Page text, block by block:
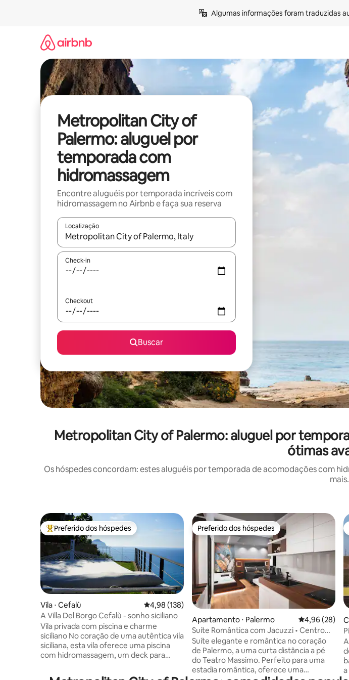
Algumas informações foram traduzidas
Metropolitan City of
Palermo: aluguel por
temporada com
hidromassagem
Encontre aluguéis por temporada incríveis com
hidromassagem no Airbnb e faça sua reserva
Localização
Quando os resultados estiverem disponíveis, explore-os usando as seta para cima e
Check-in
Checkout
Buscar
Metropolitan City of Palermo: aluguel por
ótimas
Os hóspedes concordam: estes aluguéis por temporada de acomodações com
mais.
Entre os melhores preferidos dos hóspedes
Preferido dos hóspedes
Vila ⋅ Cefalù 4,98 de uma avaliação média de 5, 138 avaliações
4,98 (138)
A Villa Del Borgo Cefalù - sonho siciliano
Vila privada com piscina e charme
siciliano No coração de uma autêntica vila
siciliana, esta vila oferece uma piscina
com hidromassagem, um deck para
Preferido dos hóspedes
Preferido dos hóspedes
Apartamento ⋅ Palermo 4,96 de uma
4,96 (28)
Suíte Romântica com Jacuzzi • Centro
Palermo
Suíte elegante e romântica no coração
de Palermo, a uma curta distância a pé
do Teatro Massimo. Perfeito para uma
estadia romântica, oferece uma
a